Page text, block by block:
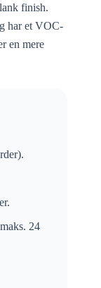
finish.
har et VOC-
en mere
24